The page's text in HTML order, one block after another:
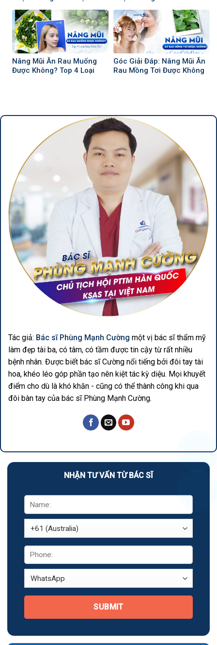
Nâng Mũi Ăn Rau Muống
Được Không? Top 4 Loại
Góc Giải Đáp: Nâng Mũi Ăn
Rau Mồng Tơi Được Không
Tác giả: Bác sĩ Phùng Mạnh Cường một vị bác sĩ thẩm mỹ
làm đẹp tài ba, có tâm, có tầm được tin cậy từ rất nhiều
bệnh nhân. Được biết bác sĩ Cường nổi tiếng bởi đôi tay tài
hoa, khéo léo góp phần tạo nên kiệt tác kỳ diệu. Mọi khuyết
điểm cho dù là khó khăn - cũng có thể thành công khi qua
đôi bàn tay của bác sĩ Phùng Mạnh Cường.
NHẬN TƯ VẤN TỪ BÁC SĨ
SUBMIT